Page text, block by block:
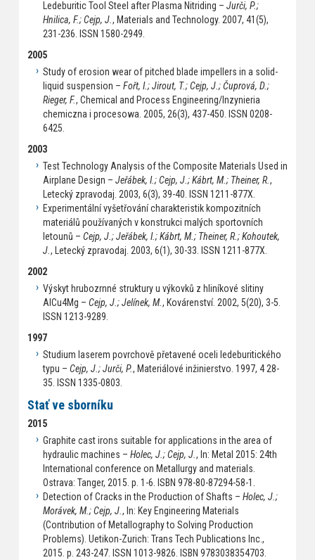
Ledeburitic Tool Steel after Plasma Nitriding – Jurči, P.;
Hnilica, F.; Cejp, J., Materials and Technology. 2007, 41(5),
231-236. ISSN 1580-2949.
2005
Study of erosion wear of pitched blade impellers in a solid-
liquid suspension – Fořt, I.; Jirout, T.; Cejp, J.; Čuprová, D.;
Rieger, F., Chemical and Process Engineering/Inzynieria
chemiczna i procesowa. 2005, 26(3), 437-450. ISSN 0208-
6425.
2003
Test Technology Analysis of the Composite Materials Used in
Airplane Design – Jeřábek, I.; Cejp, J.; Kábrt, M.; Theiner, R.,
Letecký zpravodaj. 2003, 6(3), 39-40. ISSN 1211-877X.
Experimentální vyšetřování charakteristik kompozitních
materiálů používaných v konstrukci malých sportovních
letounů – Cejp, J.; Jeřábek, I.; Kábrt, M.; Theiner, R.; Kohoutek,
J., Letecký zpravodaj. 2003, 6(1), 30-33. ISSN 1211-877X.
2002
Výskyt hrubozrnné struktury u výkovků z hliníkové slitiny
AlCu4Mg – Cejp, J.; Jelínek, M., Kovárenství. 2002, 5(20), 3-5.
ISSN 1213-9289.
1997
Studium laserem povrchově přetavené oceli ledeburitického
typu – Cejp, J.; Jurči, P., Materiálové inžinierstvo. 1997, 4 28-
35. ISSN 1335-0803.
Stať ve sborníku
2015
Graphite cast irons suitable for applications in the area of
hydraulic machines – Holec, J.; Cejp, J., In: Metal 2015: 24th
International conference on Metallurgy and materials.
Ostrava: Tanger, 2015. p. 1-6. ISBN 978-80-87294-58-1.
Detection of Cracks in the Production of Shafts – Holec, J.;
Morávek, M.; Cejp, J., In: Key Engineering Materials
(Contribution of Metallography to Solving Production
Problems). Uetikon-Zurich: Trans Tech Publications Inc.,
2015. p. 243-247. ISSN 1013-9826. ISBN 9783038354703.